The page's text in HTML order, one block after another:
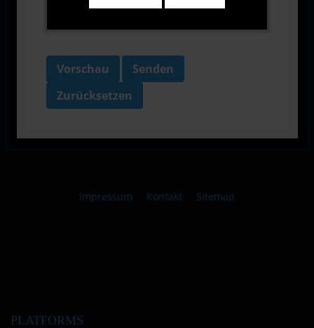
Vorschau
Senden
Zurücksetzen
Impressum Kontakt Sitemap
PLATFORMS